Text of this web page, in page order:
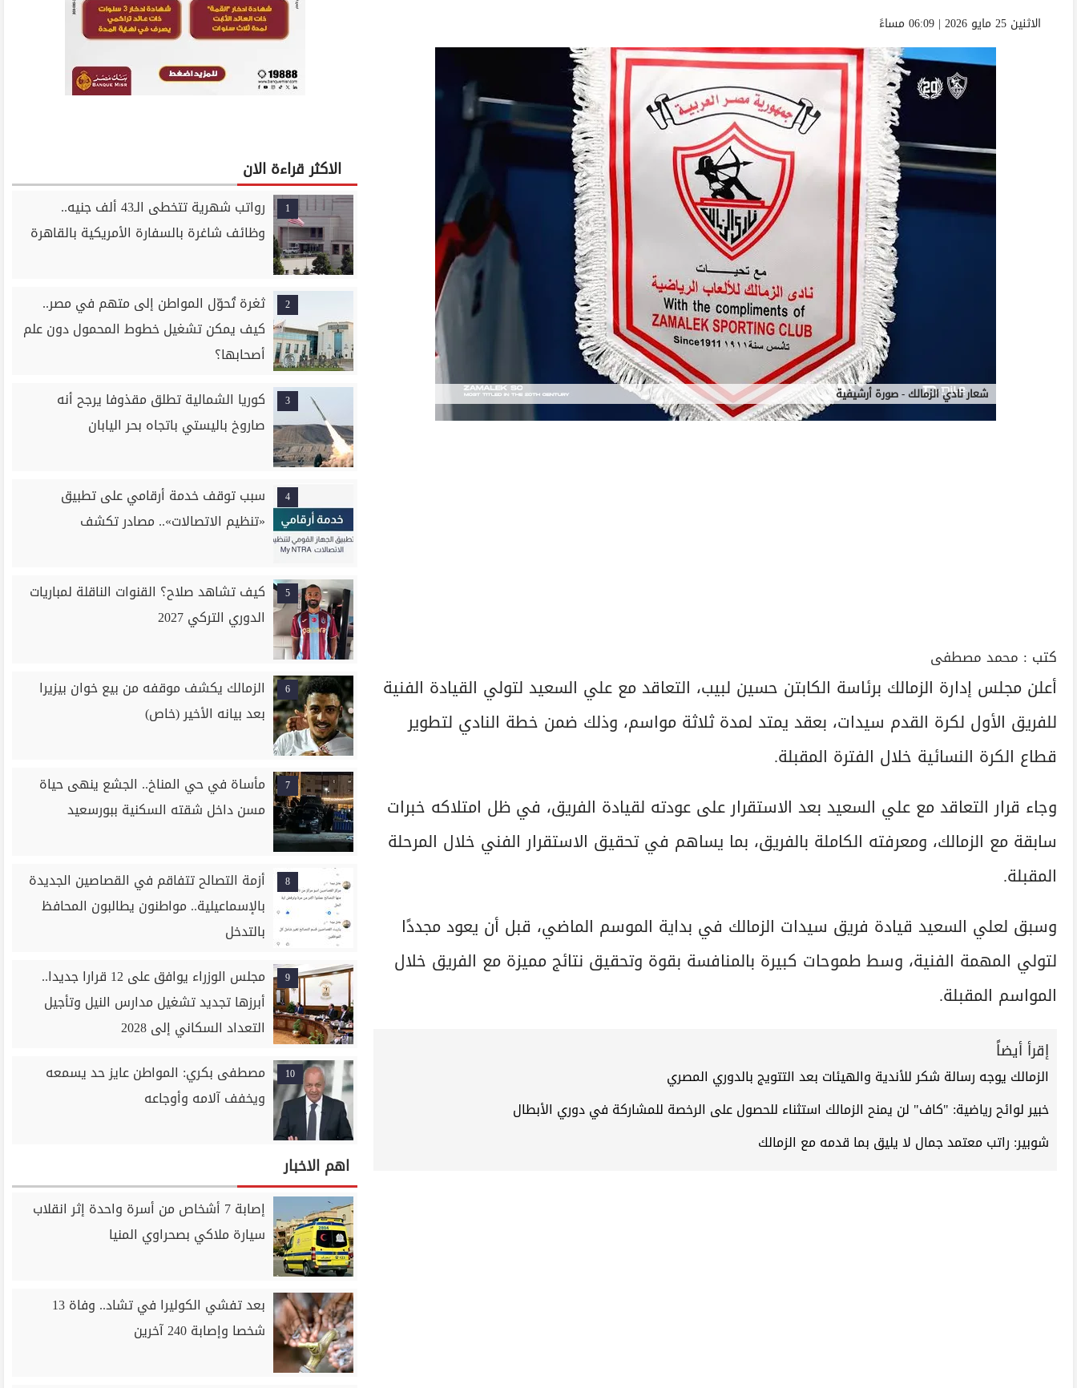
الاثنين 25 مايو 2026 | 06:09 مساءً
شعار نادي الزمالك - صورة أرشيفية
كتب : محمد مصطفى
أعلن مجلس إدارة الزمالك برئاسة الكابتن حسين لبيب، التعاقد مع علي السعيد لتولي القيادة الفنية
للفريق الأول لكرة القدم سيدات، بعقد يمتد لمدة ثلاثة مواسم، وذلك ضمن خطة النادي لتطوير
قطاع الكرة النسائية خلال الفترة المقبلة.
وجاء قرار التعاقد مع علي السعيد بعد الاستقرار على عودته لقيادة الفريق، في ظل امتلاكه خبرات
سابقة مع الزمالك، ومعرفته الكاملة بالفريق، بما يساهم في تحقيق الاستقرار الفني خلال المرحلة
المقبلة.
وسبق لعلي السعيد قيادة فريق سيدات الزمالك في بداية الموسم الماضي، قبل أن يعود مجددًا
لتولي المهمة الفنية، وسط طموحات كبيرة بالمنافسة بقوة وتحقيق نتائج مميزة مع الفريق خلال
المواسم المقبلة.
إقرأ أيضاً
الزمالك يوجه رسالة شكر للأندية والهيئات بعد التتويج بالدوري المصري
خبير لوائح رياضية: "كاف" لن يمنح الزمالك استثناء للحصول على الرخصة للمشاركة في دوري الأبطال
شوبير: راتب معتمد جمال لا يليق بما قدمه مع الزمالك
الاكثر قراءة الان
1
رواتب شهرية تتخطى الـ43 ألف جنيه..
وظائف شاغرة بالسفارة الأمريكية بالقاهرة
2
ثغرة تُحوّل المواطن إلى متهم في مصر..
كيف يمكن تشغيل خطوط المحمول دون علم
أصحابها؟
3
كوريا الشمالية تطلق مقذوفا يرجح أنه
صاروخ باليستي باتجاه بحر اليابان
4
سبب توقف خدمة أرقامي على تطبيق
«تنظيم الاتصالات».. مصادر تكشف
5
كيف تشاهد صلاح؟ القنوات الناقلة لمباريات
الدوري التركي 2027
6
الزمالك يكشف موقفه من بيع خوان بيزيرا
بعد بيانه الأخير (خاص)
7
مأساة في حي المناخ.. الجشع ينهى حياة
مسن داخل شقته السكنية ببورسعيد
8
أزمة التصالح تتفاقم في القصاصين الجديدة
بالإسماعيلية.. مواطنون يطالبون المحافظ
بالتدخل
9
مجلس الوزراء يوافق على 12 قرارا جديدا..
أبرزها تجديد تشغيل مدارس النيل وتأجيل
التعداد السكاني إلى 2028
10
مصطفى بكري: المواطن عايز حد يسمعه
ويخفف آلامه وأوجاعه
اهم الاخبار
إصابة 7 أشخاص من أسرة واحدة إثر انقلاب
سيارة ملاكي بصحراوي المنيا
بعد تفشي الكوليرا في تشاد.. وفاة 13
شخصا وإصابة 240 آخرين